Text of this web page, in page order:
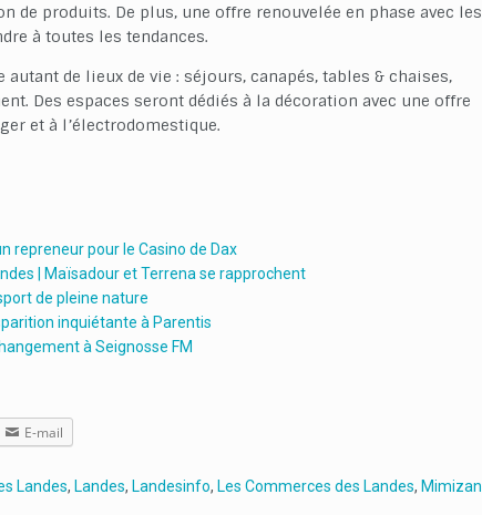
de produits. De plus, une offre renouvelée en phase avec les
à toutes les tendances.
de lieux de vie : séjours, canapés, tables & chaises,
Des espaces seront dédiés à la décoration avec une offre
et à l’électrodomestique.
repreneur pour le Casino de Dax
| Maïsadour et Terrena se rapprochent
de pleine nature
inquiétante à Parentis
à Seignosse FM
E-mail
Landes, Landes, Landesinfo, Les Commerces des Landes, Mimizan